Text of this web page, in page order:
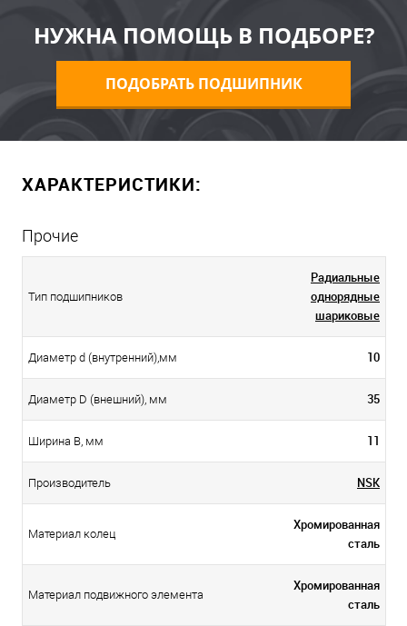
НУЖНА ПОМОЩЬ В ПОДБОРЕ?
ПОДОБРАТЬ ПОДШИПНИК
ХАРАКТЕРИСТИКИ:
Прочие
Тип подшипников
Радиальные
однорядные
шариковые
Диаметр d (внутренний),мм 10
Диаметр D (внешний), мм 35
Ширина B, мм 11
Производитель NSK
Материал колец
Хромированная
сталь
Материал подвижного элемента
Хромированная
сталь